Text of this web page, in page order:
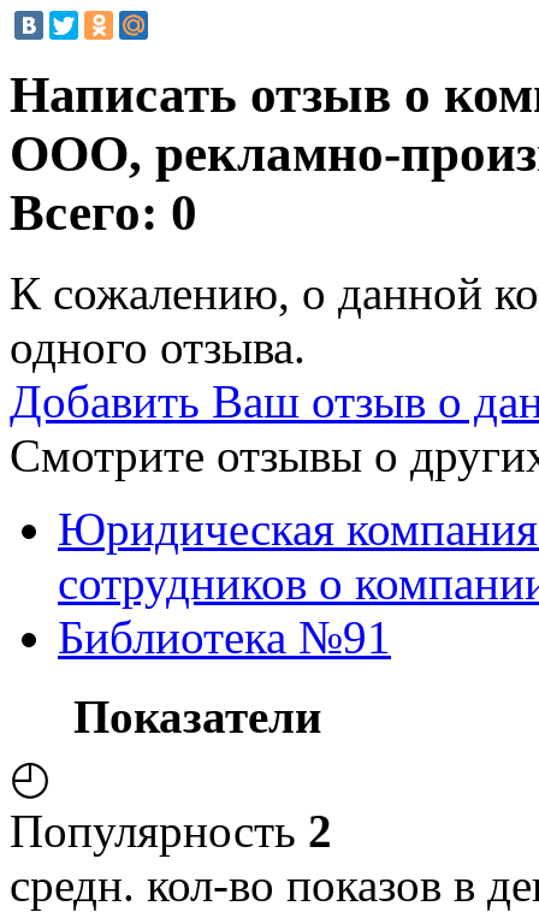
Написать отзыв о
ООО, рекламно-
Всего: 0
К сожалению, о данной
одного отзыва.
Добавить Ваш отзыв о
Смотрите отзывы о
Юридическая
сотрудников о
Библиотека №91
Показатели
◴
Популярность 2
средн. кол-во показов в